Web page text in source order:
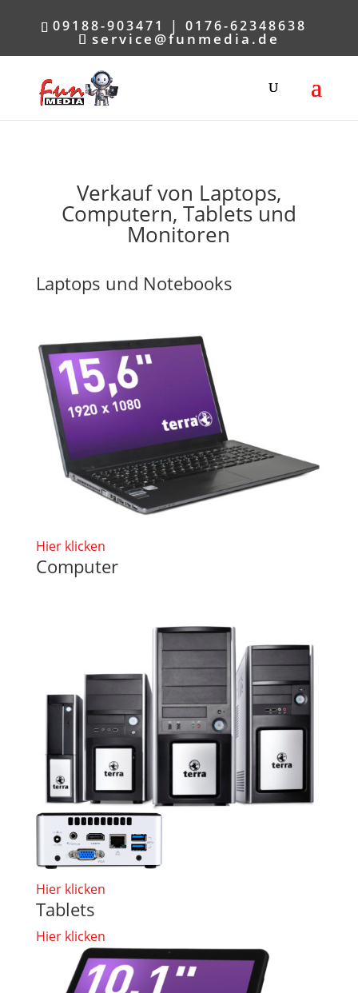
09188-903471 | 0176-62348638
service@funmedia.de
Verkauf von Laptops,
Computern, Tablets und
Monitoren
Laptops und Notebooks
Hier klicken
Computer
Hier klicken
Tablets
Hier klicken